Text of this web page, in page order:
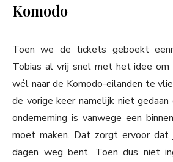
Komodo
Toen we de tickets geboekt
Tobias al vrij snel met het idee om
wél naar de Komodo-eilanden te
de vorige keer namelijk niet
onderneming is vanwege een
moet maken. Dat zorgt ervoor
dagen weg bent. Toen dus niet